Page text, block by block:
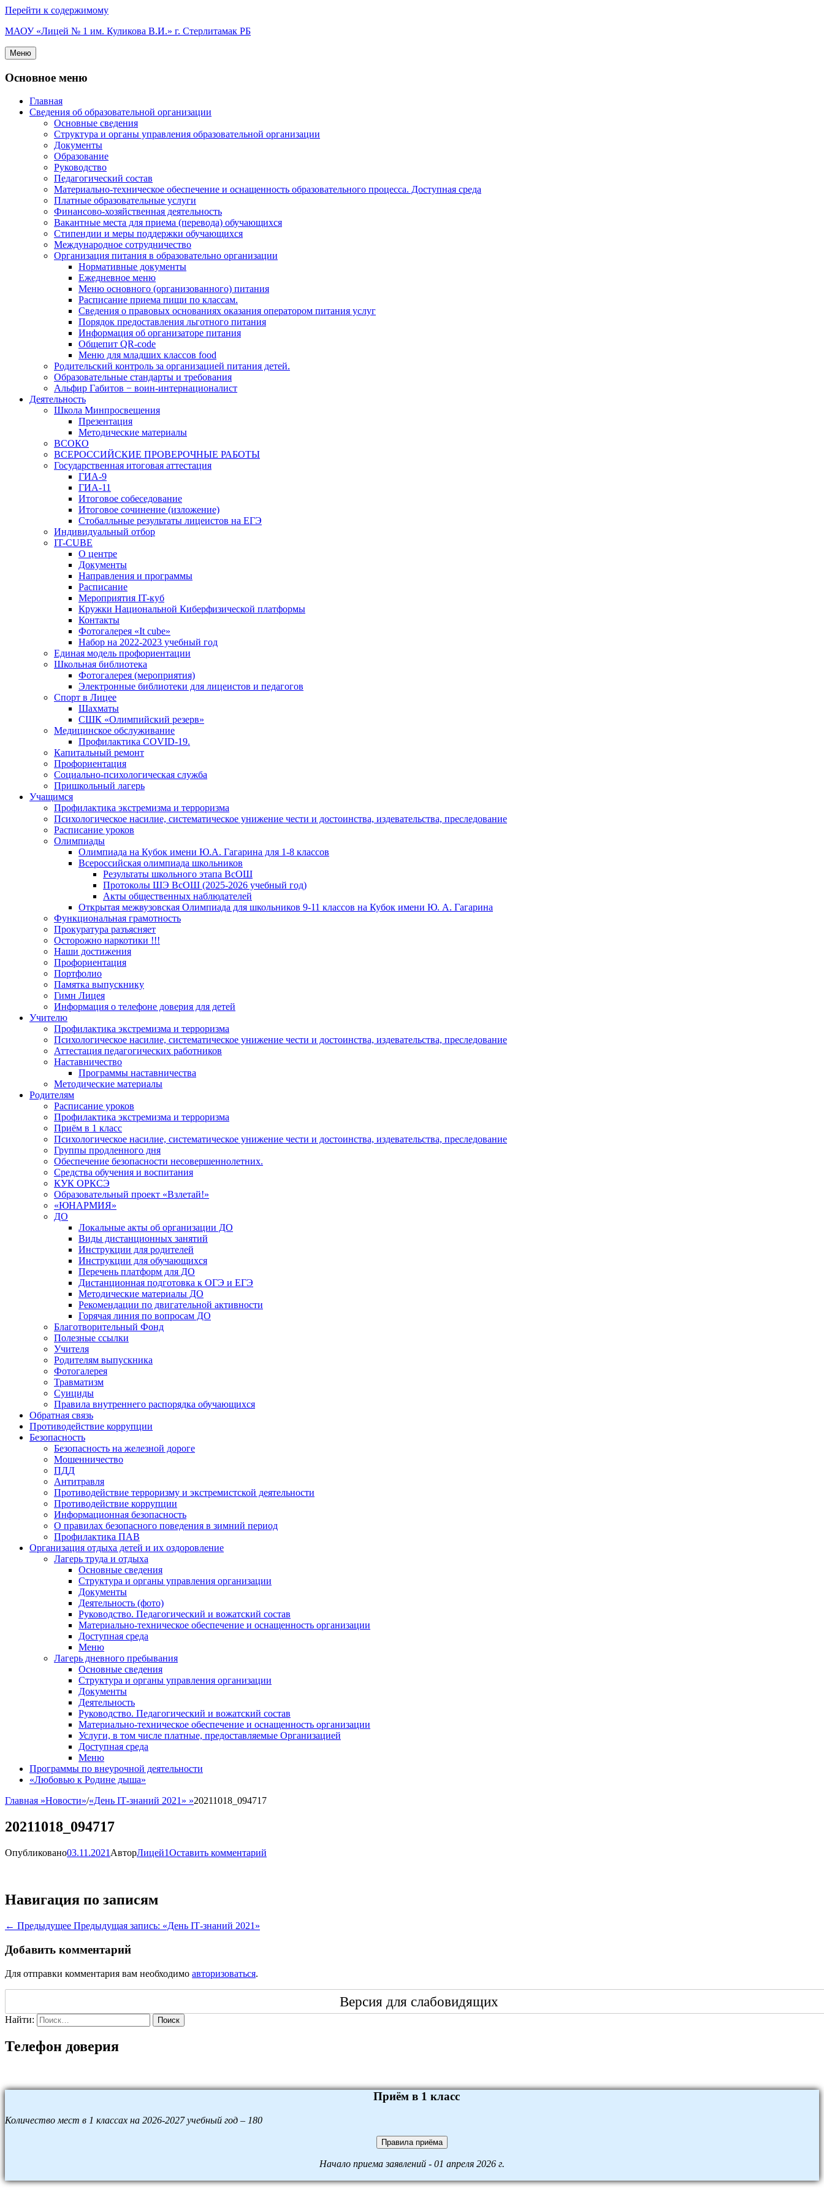
Перейти к содержимому
МАОУ «Лицей № 1 им. Куликова В.И.» г. Стерлитамак РБ
Меню
Основное меню
Главная
Сведения об образовательной организации
Основные сведения
Структура и органы управления образовательной организации
Документы
Образование
Руководство
Педагогический состав
Материально-техническое обеспечение и оснащенность образовательного процесса. Доступная среда
Платные образовательные услуги
Финансово-хозяйственная деятельность
Вакантные места для приема (перевода) обучающихся
Стипендии и меры поддержки обучающихся
Международное сотрудничество
Организация питания в образовательно организации
Нормативные документы
Ежедневное меню
Меню основного (организованного) питания
Расписание приема пищи по классам.
Сведения о правовых основаниях оказания оператором питания услуг
Порядок предоставления льготного питания
Информация об организаторе питания
Общепит QR-code
Меню для младших классов food
Родительский контроль за организацией питания детей.
Образовательные стандарты и требования
Альфир Габитов − воин-интернационалист
Деятельность
Школа Минпросвещения
Презентация
Методические материалы
ВСОКО
ВСЕРОССИЙСКИЕ ПРОВЕРОЧНЫЕ РАБОТЫ
Государственная итоговая аттестация
ГИА-9
ГИА-11
Итоговое собеседование
Итоговое сочинение (изложение)
Стобалльные результаты лицеистов на ЕГЭ
Индивидуальный отбор
IT-CUBE
О центре
Документы
Направления и программы
Расписание
Мероприятия IT-куб
Кружки Национальной Киберфизической платформы
Контакты
Фотогалерея «It cube»
Набор на 2022-2023 учебный год
Единая модель профориентации
Школьная библиотека
Фотогалерея (мероприятия)
Электронные библиотеки для лицеистов и педагогов
Спорт в Лицее
Шахматы
СШК «Олимпийский резерв»
Медицинское обслуживание
Профилактика COVID-19.
Капитальный ремонт
Профориентация
Социально-психологическая служба
Пришкольный лагерь
Учащимся
Профилактика экстремизма и терроризма
Психологическое насилие, систематическое унижение чести и достоинства, издевательства, преследование
Расписание уроков
Олимпиады
Олимпиада на Кубок имени Ю.А. Гагарина для 1-8 классов
Всероссийская олимпиада школьников
Результаты школьного этапа ВсОШ
Протоколы ШЭ ВсОШ (2025-2026 учебный год)
Акты общественных наблюдателей
Открытая межвузовская Олимпиада для школьников 9-11 классов на Кубок имени Ю. А. Гагарина
Функциональная грамотность
Прокуратура разъясняет
Осторожно наркотики !!!
Наши достижения
Профориентация
Портфолио
Памятка выпускнику
Гимн Лицея
Информация о телефоне доверия для детей
Учителю
Профилактика экстремизма и терроризма
Психологическое насилие, систематическое унижение чести и достоинства, издевательства, преследование
Аттестация педагогических работников
Наставничество
Программы наставничества
Методические материалы
Родителям
Расписание уроков
Профилактика экстремизма и терроризма
Приём в 1 класс
Психологическое насилие, систематическое унижение чести и достоинства, издевательства, преследование
Группы продленного дня
Обеспечение безопасности несовершеннолетних.
Средства обучения и воспитания
КУК ОРКСЭ
Образовательный проект «Взлетай!»
«ЮНАРМИЯ»
ДО
Локальные акты об организации ДО
Виды дистанционных занятий
Инструкции для родителей
Инструкции для обучающихся
Перечень платформ для ДО
Дистанционная подготовка к ОГЭ и ЕГЭ
Методические материалы ДО
Рекомендации по двигательной активности
Горячая линия по вопросам ДО
Благотворительный Фонд
Полезные ссылки
Учителя
Родителям выпускника
Фотогалерея
Травматизм
Суициды
Правила внутреннего распорядка обучающихся
Обратная связь
Противодействие коррупции
Безопасность
Безопасность на железной дороге
Мошенничество
ПДД
Антитравля
Противодействие терроризму и экстремистской деятельности
Противодействие коррупции
Информационная безопасность
О правилах безопасного поведения в зимний период
Профилактика ПАВ
Организация отдыха детей и их оздоровление
Лагерь труда и отдыха
Основные сведения
Структура и органы управления организации
Документы
Деятельность (фото)
Руководство. Педагогический и вожатский состав
Материально-техническое обеспечение и оснащенность организации
Доступная среда
Меню
Лагерь дневного пребывания
Основные сведения
Структура и органы управления организации
Документы
Деятельность
Руководство. Педагогический и вожатский состав
Материально-техническое обеспечение и оснащенность организации
Услуги, в том числе платные, предоставляемые Организацией
Доступная среда
Меню
Программы по внеурочной деятельности
«Любовью к Родине дыша»
Главная »Новости»/«День IТ-знаний 2021» »20211018_094717
20211018_094717
Опубликовано03.11.2021 АвторЛицей1Оставить комментарий
Навигация по записям
← Предыдущее Предыдущая запись: «День IТ-знаний 2021»
Добавить комментарий
Для отправки комментария вам необходимо авторизоваться.
Версия для слабовидящих
Найти: Поиск
Телефон доверия
Приём в 1 класс
Количество мест в 1 классах на 2026-2027 учебный год – 180
Правила приёма
Начало приема заявлений - 01 апреля 2026 г.